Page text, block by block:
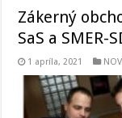
Zákerný
SaS a SMER-
1 apríla, 2021